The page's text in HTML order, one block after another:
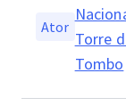
Ator
Torre
Tombo